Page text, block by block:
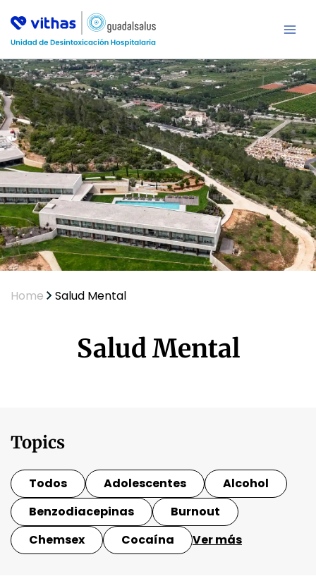
contenido
Home Salud Mental
Salud Mental
Topics
Todos Adolescentes
Alcohol
Benzodiacepinas
Burnout
Chemsex
Cocaína Ver más